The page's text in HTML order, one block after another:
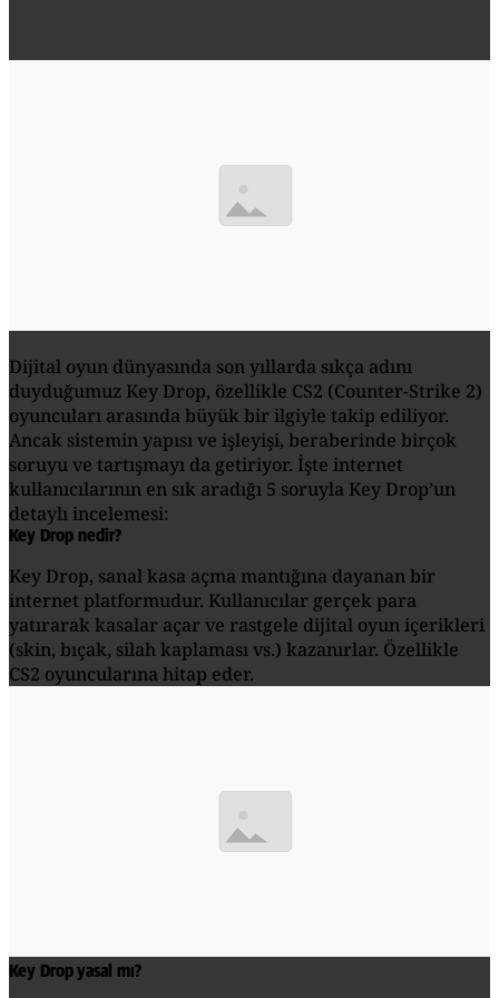
Dijital oyun dünyasında son yıllarda sıkça adını
duyduğumuz Key Drop, özellikle CS2 (Counter-Strike 2)
oyuncuları arasında büyük bir ilgiyle takip ediliyor.
Ancak sistemin yapısı ve işleyişi, beraberinde birçok
soruyu ve tartışmayı da getiriyor. İşte internet
kullanıcılarının en sık aradığı 5 soruyla Key Drop’un
detaylı incelemesi:
Key Drop nedir?
Key Drop, sanal kasa açma mantığına dayanan bir
internet platformudur. Kullanıcılar gerçek para
yatırarak kasalar açar ve rastgele dijital oyun içerikleri
(skin, bıçak, silah kaplaması vs.) kazanırlar. Özellikle
CS2 oyuncularına hitap eder.
Key Drop yasal mı?